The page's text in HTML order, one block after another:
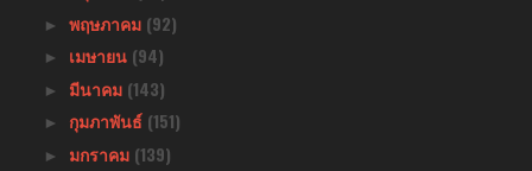
► พฤษภาคม (92)
► เมษายน (94)
► มีนาคม (143)
► กุมภาพันธ์ (151)
► มกราคม (139)